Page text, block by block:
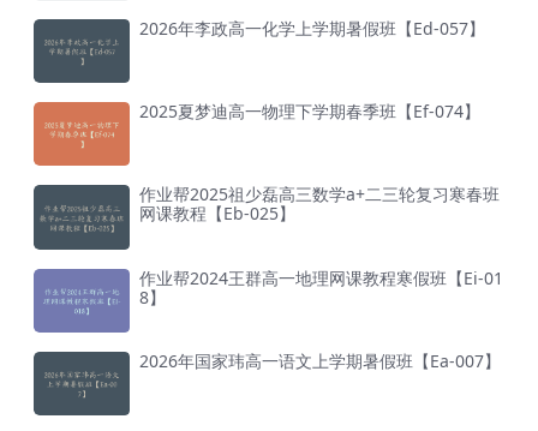
2026年李政高一化学上学期暑假班【Ed-057】
2025夏梦迪高一物理下学期春季班【Ef-074】
作业帮2025祖少磊高三数学a+二三轮复习寒春班
网课教程【Eb-025】
作业帮2024王群高一地理网课教程寒假班【Ei-01
8】
2026年国家玮高一语文上学期暑假班【Ea-007】